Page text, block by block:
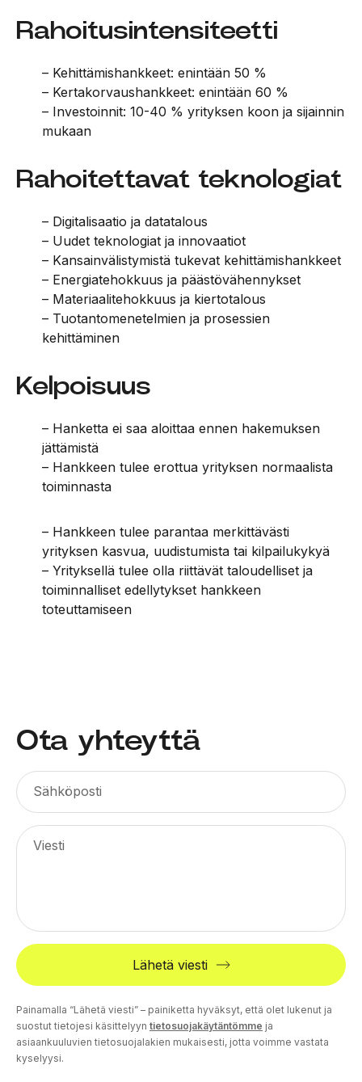
Rahoitusintensiteetti
– Kehittämishankkeet: enintään 50 %
– Kertakorvaushankkeet: enintään 60 %
– Investoinnit: 10-40 % yrityksen koon ja sijainnin
mukaan
Rahoitettavat teknologiat
– Digitalisaatio ja datatalous
– Uudet teknologiat ja innovaatiot
– Kansainvälistymistä tukevat kehittämishankkeet
– Energiatehokkuus ja päästövähennykset
– Materiaalitehokkuus ja kiertotalous
– Tuotantomenetelmien ja prosessien
kehittäminen
Kelpoisuus
– Hanketta ei saa aloittaa ennen hakemuksen
jättämistä
– Hankkeen tulee erottua yrityksen normaalista
toiminnasta
– Hankkeen tulee parantaa merkittävästi
yrityksen kasvua, uudistumista tai kilpailukykyä
– Yrityksellä tulee olla riittävät taloudelliset ja
toiminnalliset edellytykset hankkeen
toteuttamiseen
Ota yhteyttä
Sähköposti
Viesti
Lähetä viesti
Painamalla “Lähetä viesti” – painiketta hyväksyt, että olet lukenut ja
suostut tietojesi käsittelyyn tietosuojakäytäntömme ja
asiaankuuluvien tietosuojalakien mukaisesti, jotta voimme vastata
kyselyysi.